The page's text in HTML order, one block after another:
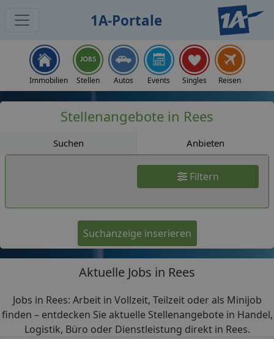
1A-Portale
Immobilien Stellen Autos Events Singles Reisen
Stellenangebote in Rees
Suchen Anbieten
Filtern
Suchanzeige inserieren
Aktuelle Jobs in Rees
Jobs in Rees: Arbeit in Vollzeit, Teilzeit oder als Minijob
finden – entdecken Sie aktuelle Stellenangebote in Handel,
Logistik, Büro oder Dienstleistung direkt in Rees.